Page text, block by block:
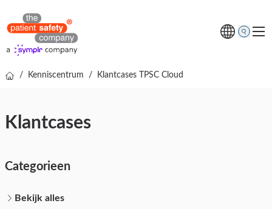
Kenniscentrum
Gratis online demo
/ Kenniscentrum / Klantcases TPSC Cloud
Klantcases
Categorieen
Bekijk alles